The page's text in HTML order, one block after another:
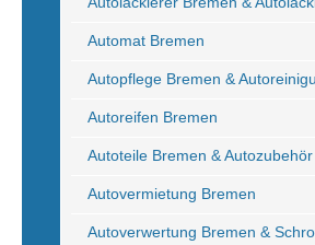
Automat Bremen
Autopflege Bremen &
Autoreifen Bremen
Autoteile Bremen &
Autovermietung Bremen
Autoverwertung Bremen &